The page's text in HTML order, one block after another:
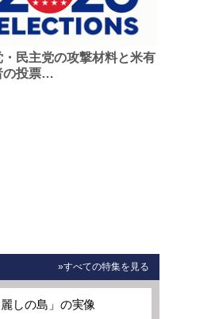
・民主党の攻撃材料と米有
の投票…
»すべての特集を見る
しの島」の実像